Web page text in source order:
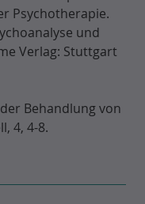
Psychotherapie.
und
Verlag: Stuttgart
Behandlung von
4, 4-8.